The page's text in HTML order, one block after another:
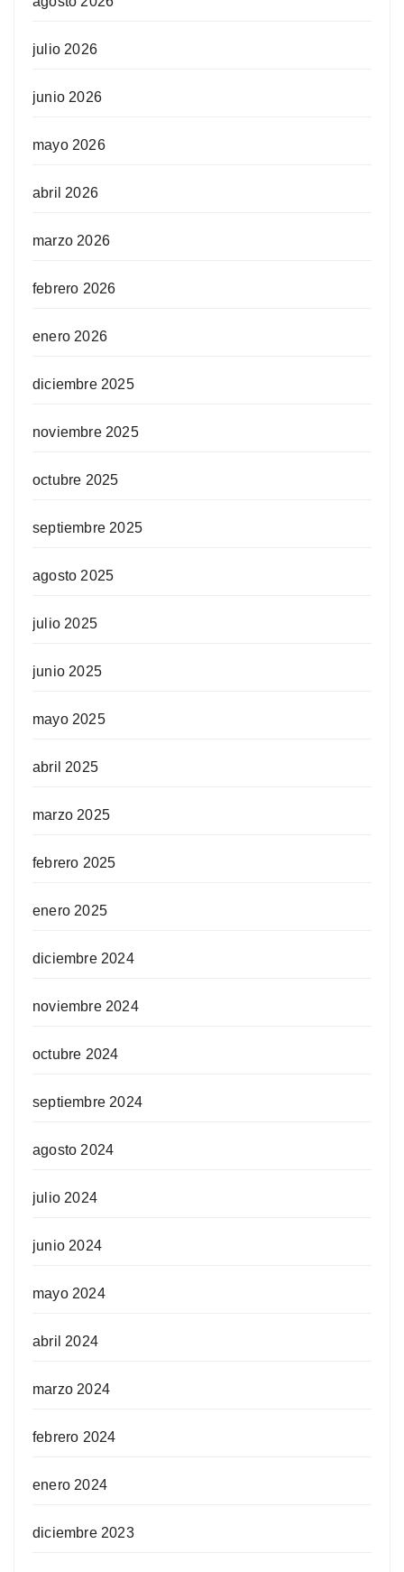
julio 2026
junio 2026
mayo 2026
abril 2026
marzo 2026
febrero 2026
enero 2026
diciembre 2025
noviembre 2025
octubre 2025
septiembre 2025
agosto 2025
julio 2025
junio 2025
mayo 2025
abril 2025
marzo 2025
febrero 2025
enero 2025
diciembre 2024
noviembre 2024
octubre 2024
septiembre 2024
agosto 2024
julio 2024
junio 2024
mayo 2024
abril 2024
marzo 2024
febrero 2024
enero 2024
diciembre 2023